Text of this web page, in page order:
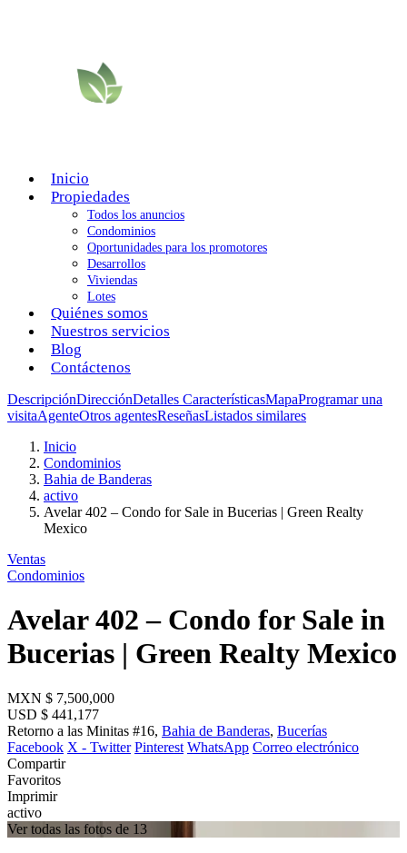
Inicio
Propiedades
Todos los anuncios
Condominios
Oportunidades para los promotores
Desarrollos
Viviendas
Lotes
Quiénes somos
Nuestros servicios
Blog
Contáctenos
DescripciónDirecciónDetalles CaracterísticasMapaProgramar una
visitaAgenteOtros agentesReseñasListados similares
Inicio
Condominios
Bahia de Banderas
activo
Avelar 402 – Condo for Sale in Bucerias | Green Realty
Mexico
Ventas
Condominios
Avelar 402 – Condo for Sale in
Bucerias | Green Realty Mexico
MXN $ 7,500,000
USD $ 441,177
Retorno a las Minitas #16, Bahia de Banderas, Bucerías
Facebook X - Twitter Pinterest WhatsApp Correo electrónico
Compartir
Favoritos
Imprimir
activo
Ver todas las fotos de 13